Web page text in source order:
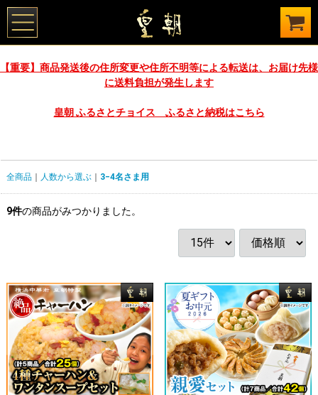
【重要】商品発送後の住所変更や住所不明等による転送は、お届け先様
に送料負担が発生します
皇朝 ふるさとチョイス ふるさと納税はこちら
全商品 人数から選ぶ 3−4名さま用
9件の商品がみつかりました。